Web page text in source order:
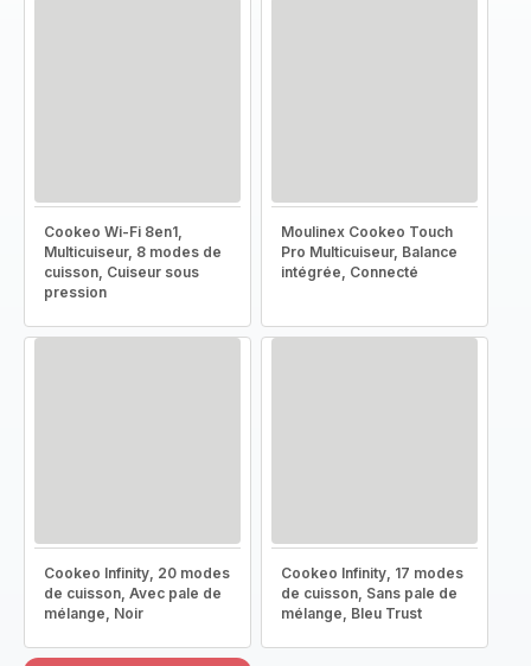
Cookeo Wi-Fi 8en1,
Multicuiseur, 8 modes de
cuisson, Cuiseur sous
pression
Moulinex Cookeo Touch
Pro Multicuiseur, Balance
intégrée, Connecté
Cookeo Infinity, 20 modes
de cuisson, Avec pale de
mélange, Noir
Cookeo Infinity, 17 modes
de cuisson, Sans pale de
mélange, Bleu Trust